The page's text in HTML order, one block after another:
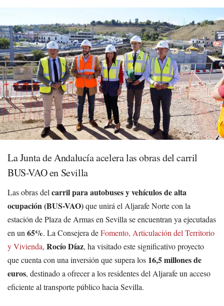
La Junta de Andalucía acelera las obras del carril
BUS-VAO en Sevilla
Las obras del carril para autobuses y vehículos de alta
ocupación (BUS-VAO)que unirá el Aljarafe Norte con la
estación de Plaza de Armas en Sevilla se encuentran ya ejecutadas
en un 65%. La Consejera deFomento, Articulación del Territorio
y Vivienda, Rocío Díaz, ha visitado este significativo proyecto
que cuenta con una inversión que supera los 16,5 millones de
euros, destinado a ofrecer a los residentes del Aljarafe un acceso
eficiente al transporte público hacia Sevilla.